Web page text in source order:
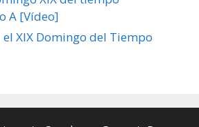
A [Vídeo]
XIX Domingo del Tiempo